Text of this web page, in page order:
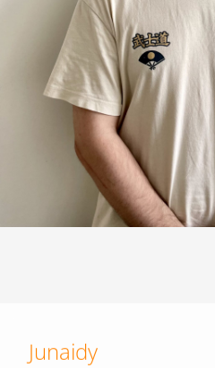
Junaidy